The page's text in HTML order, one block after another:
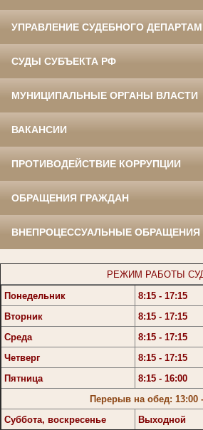
УПРАВЛЕНИЕ СУДЕБНОГО
СУДЫ СУБЪЕКТА РФ
МУНИЦИПАЛЬНЫЕ ОРГАНЫ ВЛАСТИ
ВАКАНСИИ
ПРОТИВОДЕЙСТВИЕ КОРРУПЦИИ
ОБРАЩЕНИЯ ГРАЖДАН
ВНЕПРОЦЕССУАЛЬНЫЕ ОБРАЩЕНИЯ
РЕЖИМ РАБОТЫ
Понедельник
8:15 - 17:15
Вторник
8:15 - 17:15
Среда
8:15 - 17:15
Четверг
8:15 - 17:15
Пятница
8:15 - 16:00
Перерыв на обед: 13:00
Суббота, воскресенье
Выходной